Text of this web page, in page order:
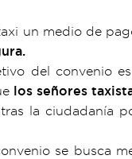
un medio de
del convenio
los señores
la ciudadanía
se busca